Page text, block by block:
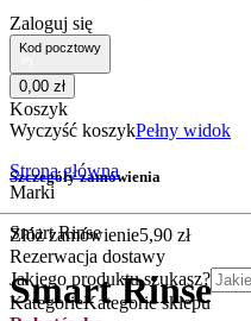
Zaloguj się
Kod pocztowy
0,00 zł
Koszyk
Wyczyść koszykPełny widok
Szczegóły zamówienia
Złóż zamówienie5,90 zł
Rezerwacja dostawy
Jakiego produktu szukasz?
KategorieKategorie sklepu
Strona główna
Marki
Smart Rinse
Smart Rinse